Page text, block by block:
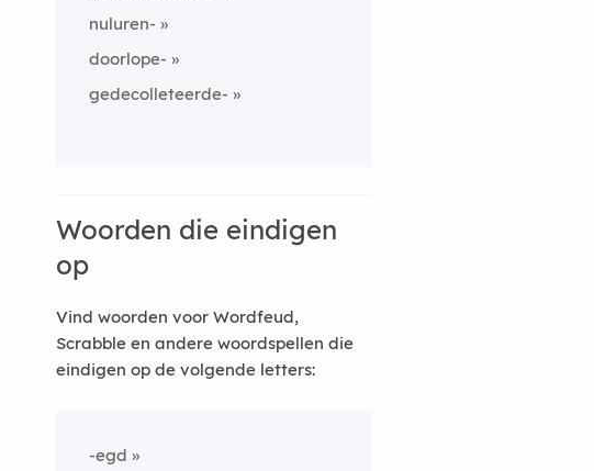
nuluren-
doorlope-
gedecolleteerde-
Woorden die eindigen
op
Vind woorden voor Wordfeud,
Scrabble en andere woordspellen die
eindigen op de volgende letters:
-egd